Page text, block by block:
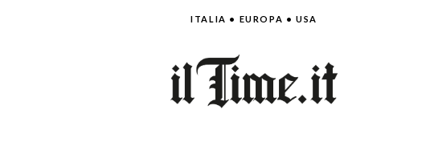
ITALIA • EUROPA • USA